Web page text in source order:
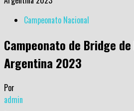
Campeonato Nacional
Campeonato de Bridge
Argentina 2023
Por
admin